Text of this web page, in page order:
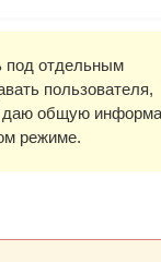
под отдельным
пользователя,
даю общую
режиме.